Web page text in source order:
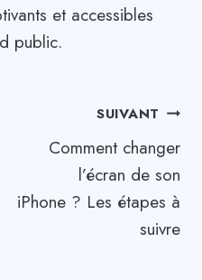
et accessibles
public.
SUIVANT
Comment changer
l’écran de son
iPhone ? Les étapes à
suivre